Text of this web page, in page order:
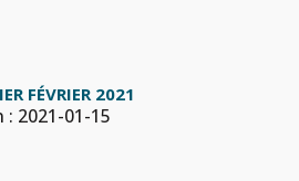
FÉVRIER 2021
: 2021-01-15